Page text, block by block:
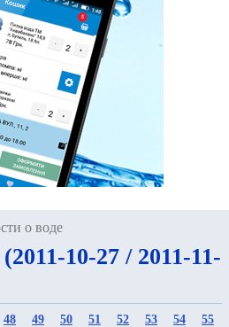
о воде
10-27 / 2011-11-
48 49 50 51 52 53 54 55